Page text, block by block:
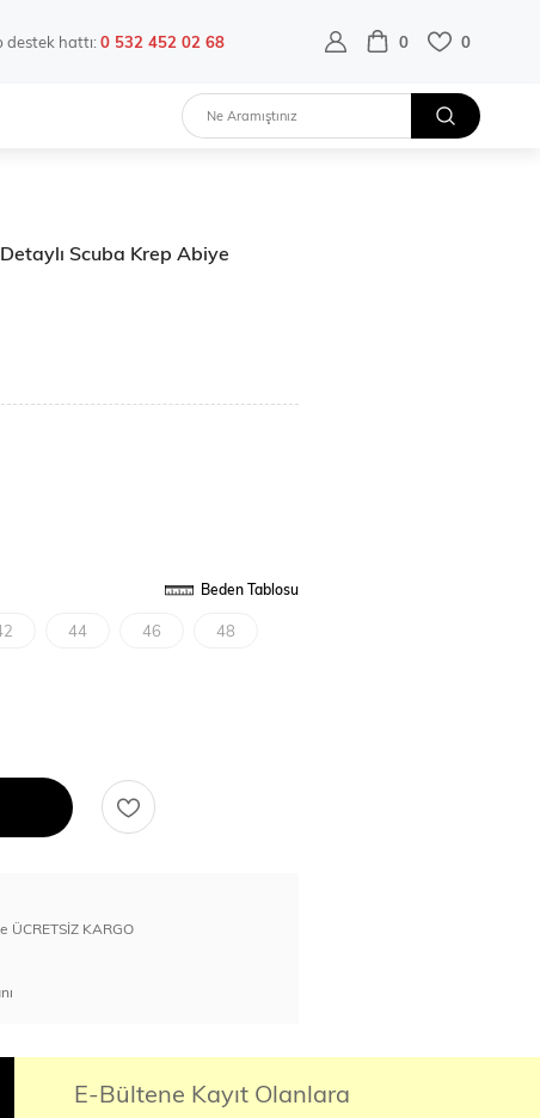
destek hattı:0 532 452 02 68 0 0
Scuba Krep Abiye
Beden Tablosu
44 46 48
ÜCRETSİZ KARGO
E-Bültene Kayıt Olanlara